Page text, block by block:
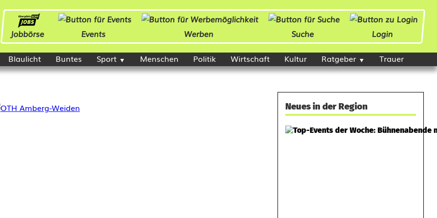
Jobbörse Events Werben Suche Login
Blaulicht Buntes Sport Menschen Politik Wirtschaft Kultur Ratgeber Trauer
Neues in der Region